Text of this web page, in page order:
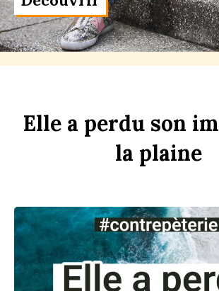
Elle a perdu son im
la plaine